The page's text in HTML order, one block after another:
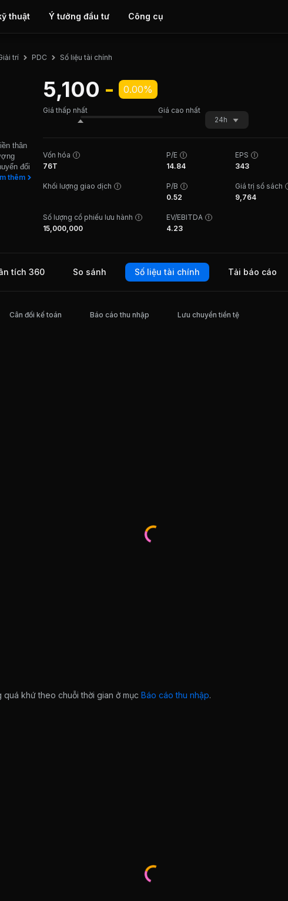
thuật Ý tưởng đầu tư Công cụ
trí PDC Số liệu tài chính
thân
đổi
một
mại.
du
Du lịch
giao
thêm
5,100 - 0.00%
Giá thấp nhất
Giá cao nhất
24h
Vốn hóa
76T
P/E
14.84
EPS
343
Khối lượng giao dịch
P/B
0.52
Giá trị sổ sách
9,764
Số lượng cổ phiếu lưu hành
15,000,000
EV/EBITDA
4.23
tích 360 So sánh Số liệu tài chính Tải báo cáo
Cân đối kế toán Báo cáo thu nhập Lưu chuyển tiền tệ
khứ theo chuỗi thời gian ở mục Báo cáo thu nhập.